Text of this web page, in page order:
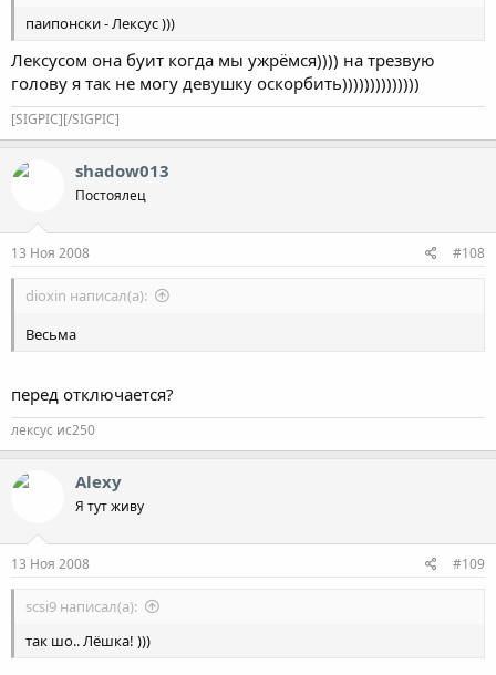
паипонски - Лексус )))
Лексусом она буит когда мы ужрёмся)))) на трезвую
голову я так не могу девушку оскорбить))))))))))))))
[SIGPIC][/SIGPIC]
shadow013
Постоялец
13 Ноя 2008 #108
dioxin написал(а):
Весьма
перед отключается?
лексус ис250
Alexy
Я тут живу
13 Ноя 2008 #109
scsi9 написал(а):
так шо.. Лёшка! )))